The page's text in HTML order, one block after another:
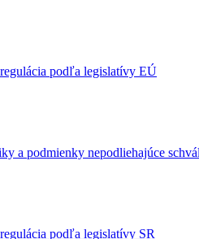
podľa legislatívy EÚ
a podmienky nepodliehajúce
podľa legislatívy SR